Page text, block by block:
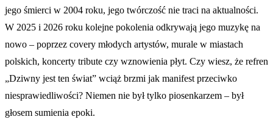
jego śmierci w 2004 roku, jego twórczość nie traci na aktualności.
W 2025 i 2026 roku kolejne pokolenia odkrywają jego muzykę na
nowo – poprzez covery młodych artystów, murale w miastach
polskich, koncerty tribute czy wznowienia płyt. Czy wiesz, że refren
„Dziwny jest ten świat” wciąż brzmi jak manifest przeciwko
niesprawiedliwości? Niemen nie był tylko piosenkarzem – był
głosem sumienia epoki.